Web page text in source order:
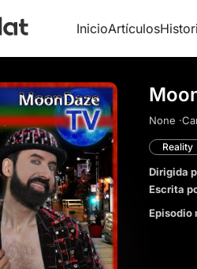
InicioArtículos
None ·
Reality
Dirigida
Escrita
Episodio